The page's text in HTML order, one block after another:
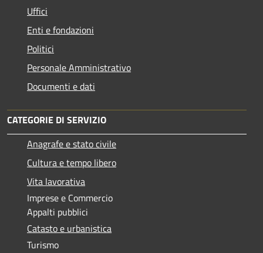
Uffici
Enti e fondazioni
Politici
Personale Amministrativo
Documenti e dati
CATEGORIE DI SERVIZIO
Anagrafe e stato civile
Cultura e tempo libero
Vita lavorativa
Imprese e Commercio
Appalti pubblici
Catasto e urbanistica
Turismo